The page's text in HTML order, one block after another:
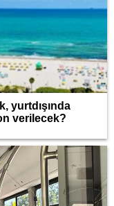
yurtdışında
verilecek?